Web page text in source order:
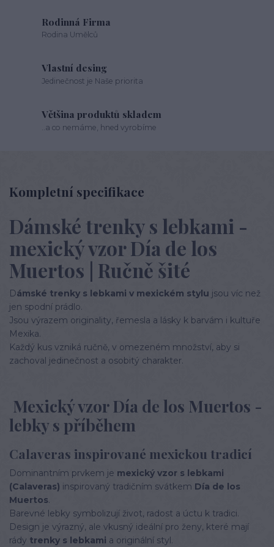
Rodinná Firma
Rodina Umělců
Vlastní desing
Jedinečnost je Naše priorita
Většina produktů skladem
..a co nemáme, hned vyrobíme
Kompletní specifikace
Dámské trenky s lebkami -
mexický vzor Día de los
Muertos | Ručně šité
Dámské trenky s lebkami v mexickém stylu jsou víc než
jen spodní prádlo.
Jsou výrazem originality, řemesla a lásky k barvám i kultuře
Mexika.
Každý kus vzniká ručně, v omezeném množství, aby si
zachoval jedinečnost a osobitý charakter.
Mexický vzor Día de los Muertos -
lebky s příběhem
Calaveras inspirované mexickou tradicí
Dominantním prvkem je mexický vzor s lebkami
(Calaveras) inspirovaný tradičním svátkem Día de los
Muertos.
Barevné lebky symbolizují život, radost a úctu k tradici.
Design je výrazný, ale vkusný ideální pro ženy, které mají
rády trenky s lebkami a originální styl.